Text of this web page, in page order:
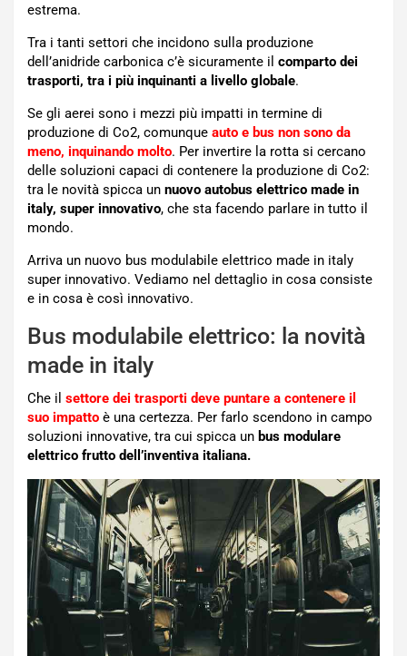
estrema.
Tra i tanti settori che incidono sulla produzione
dell’anidride carbonica c’è sicuramente il comparto dei
trasporti, tra i più inquinanti a livello globale.
Se gli aerei sono i mezzi più impatti in termine di
produzione di Co2, comunque auto e bus non sono da
meno, inquinando molto. Per invertire la rotta si cercano
delle soluzioni capaci di contenere la produzione di Co2:
tra le novità spicca un nuovo autobus elettrico made in
italy, super innovativo, che sta facendo parlare in tutto il
mondo.
Arriva un nuovo bus modulabile elettrico made in italy
super innovativo. Vediamo nel dettaglio in cosa consiste
e in cosa è così innovativo.
Bus modulabile elettrico: la novità
made in italy
Che il settore dei trasporti deve puntare a contenere il
suo impatto è una certezza. Per farlo scendono in campo
soluzioni innovative, tra cui spicca un bus modulare
elettrico frutto dell’inventiva italiana.